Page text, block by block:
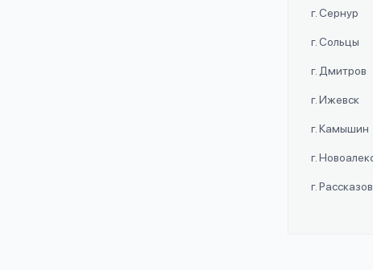
г. Сернур
г. Сольцы
г. Дмитров
г. Ижевск
г. Камышин
г.
г.